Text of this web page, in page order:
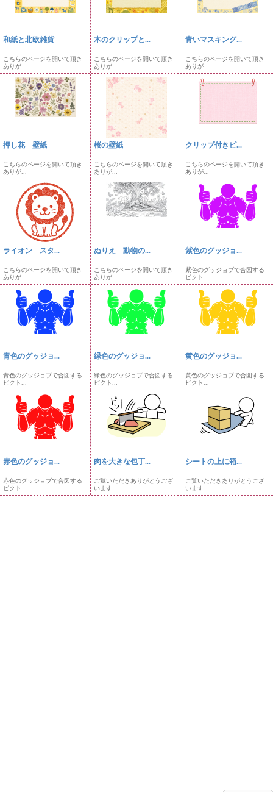
和紙と北欧雑貨
こちらのページを開いて頂き
ありが...
木のクリップと...
こちらのページを開いて頂き
ありが...
青いマスキング...
こちらのページを開いて頂き
ありが...
押し花 壁紙
こちらのページを開いて頂き
ありが...
桜の壁紙
こちらのページを開いて頂き
ありが...
クリップ付きピ...
こちらのページを開いて頂き
ありが...
ライオン スタ...
こちらのページを開いて頂き
ありが...
ぬりえ 動物の...
こちらのページを開いて頂き
ありが...
紫色のグッジョ...
紫色のグッジョブで合図する
ピクト...
青色のグッジョ...
青色のグッジョブで合図する
ピクト...
緑色のグッジョ...
緑色のグッジョブで合図する
ピクト...
黄色のグッジョ...
黄色のグッジョブで合図する
ピクト...
赤色のグッジョ...
赤色のグッジョブで合図する
ピクト...
肉を大きな包丁...
ご覧いただきありがとうござ
います...
シートの上に箱...
ご覧いただきありがとうござ
います...